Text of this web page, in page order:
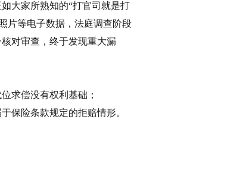
大家所熟知的“打官司就是打
片等电子数据，法庭调查阶段
对审查，终于发现重大漏
求偿没有权利基础；
保险条款规定的拒赔情形。